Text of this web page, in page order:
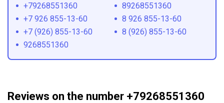
+79268551360
89268551360
+7 926 855-13-60
8 926 855-13-60
+7 (926) 855-13-60
8 (926) 855-13-60
9268551360
Reviews on the number +79268551360